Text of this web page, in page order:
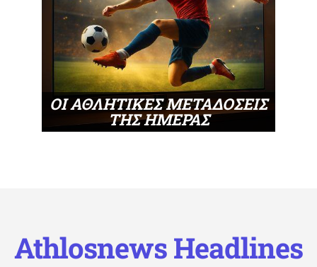
ΟΙ ΑΘΛΗΤΙΚΕΣ ΜΕΤΑΔΟΣΕΙΣ
ΤΗΣ ΗΜΕΡΑΣ
Athlosnews Headlines